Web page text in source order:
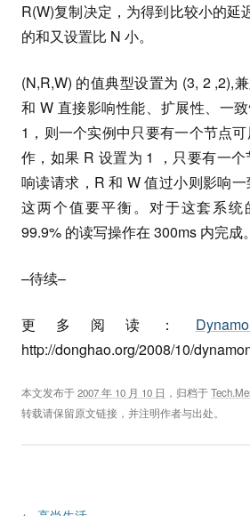
R(W)复制决定，为得到比较小的延
的和又设置比 N 小。
(N,R,W) 的值典型设置为 (3, 2 ,2),
和 W 直接影响性能、扩展性、一
1，则一个实例中只要有一个节点
作，如果 R 设置为 1 ，只要有一
响读请求，R 和 W 值过小则影响一
这两个值要平衡。对于这套系统
99.9% 的读写操作在 300ms 内完成。
–待续–
更多阅读：
http://donghao.org/2008/10/
本文发布于2007 年 10 月 10 日 ，归档于
转载请保留原文链接，并注明作者与出处。